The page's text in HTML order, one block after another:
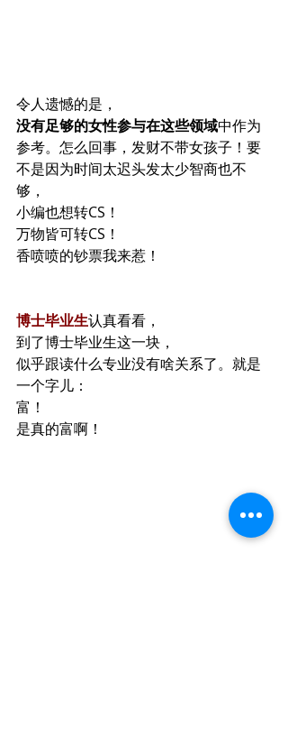
令人遗憾的是，
没有足够的女性参与在这些领域中作为
参考。怎么回事，发财不带女孩子！要
不是因为时间太迟头发太少智商也不
够，
小编也想转CS！
万物皆可转CS！
香喷喷的钞票我来惹！
博士毕业生认真看看，
到了博士毕业生这一块，
似乎跟读什么专业没有啥关系了。就是
一个字儿：
富！
是真的富啊！